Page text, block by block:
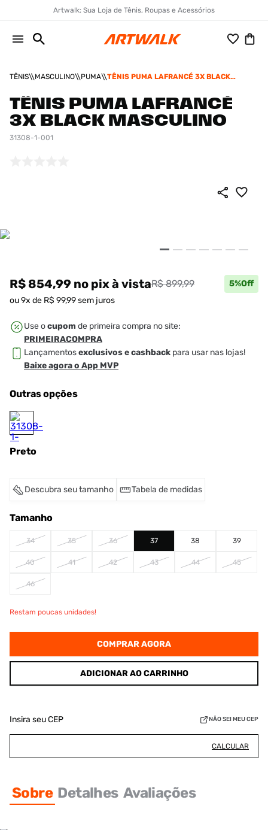
Artwalk: Sua Loja de Tênis, Roupas e Acessórios
TÊNIS MASCULINO PUMA
TÊNIS PUMA LAFRANCÉ 3X BLACK
TÊNIS PUMA LAFRANCÉ
3X BLACK MASCULINO
31308-1-001
R$ 854,99 no pixà vistaR$ 899,99 5%Off
ou9x de R$ 99,99sem juros
Use ocupom de primeira compra no site:
PRIMEIRACOMPRA
Lançamentosexclusivos e cashback para usar nas lojas!
Baixe agora o App MVP
Outras opções
Preto
Descubra seu tamanho Tabela de medidas
Tamanho
34 35 36 37 38 39
40 41 42 43 44 45
46
Restam poucas unidades!
COMPRAR AGORA
ADICIONAR AO CARRINHO
Insira seu CEP NÃO SEI MEU CEP
CALCULAR
Sobre Detalhes Avaliações